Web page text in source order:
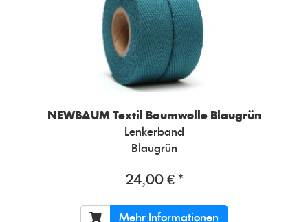
NEWBAUM Textil Baumwolle Blaugrün
Lenkerband
Blaugrün
24,00 € *
Mehr Informationen